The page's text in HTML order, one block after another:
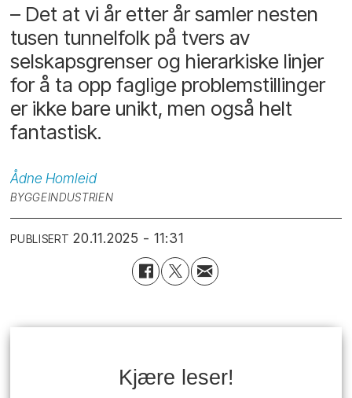
– Det at vi år etter år samler nesten
tusen tunnelfolk på tvers av
selskapsgrenser og hierarkiske linjer
for å ta opp faglige problemstillinger
er ikke bare unikt, men også helt
fantastisk.
Ådne Homleid
BYGGEINDUSTRIEN
PUBLISERT 20.11.2025 - 11:31
Kjære leser!